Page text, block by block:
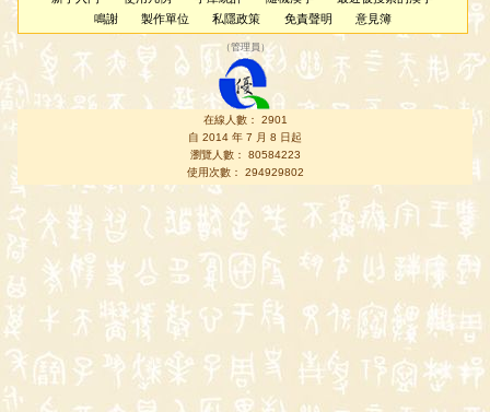
鳴謝
製作單位 私隱政策 免責聲明 意見簿
（管理員 ）
在線人數： 2901
自 2014 年 7 月 8 日起
瀏覽人數： 80584223
使用次數： 294929802